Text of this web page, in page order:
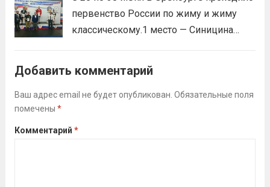
Викторовна.Читать дальше
первенство России по жиму и жиму
классическому.1 место — Синицина
(тренер Задорина Я.С.)
Добавить комментарий
Ваш адрес email не будет опубликован. Обязательные поля
помечены *
Комментарий *